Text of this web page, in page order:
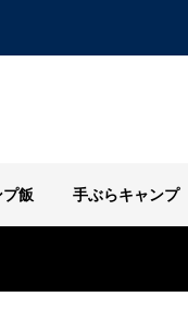
飯 手ぶらキャンプ